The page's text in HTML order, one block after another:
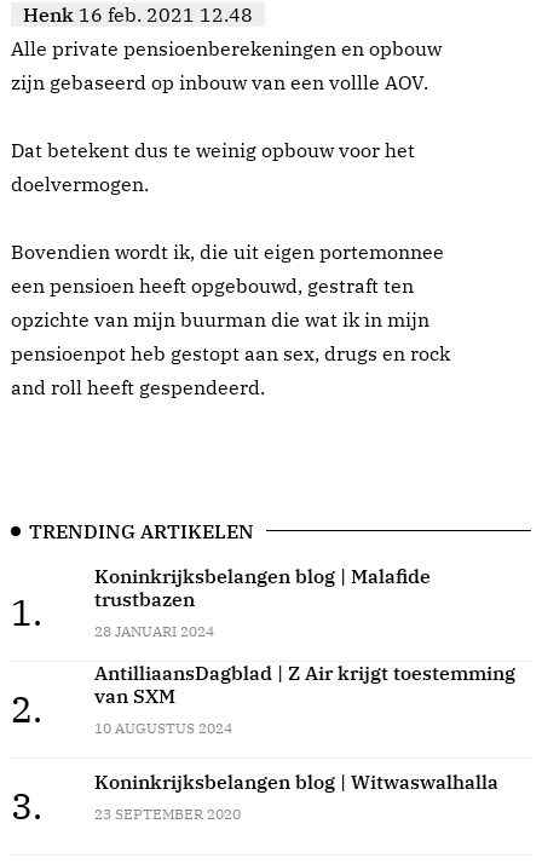
Henk 16 feb. 2021 12.48
Alle private pensioenberekeningen en opbouw
zijn gebaseerd op inbouw van een vollle AOV.
Dat betekent dus te weinig opbouw voor het
doelvermogen.
Bovendien wordt ik, die uit eigen portemonnee
een pensioen heeft opgebouwd, gestraft ten
opzichte van mijn buurman die wat ik in mijn
pensioenpot heb gestopt aan sex, drugs en rock
and roll heeft gespendeerd.
TRENDING ARTIKELEN
1.
Koninkrijksbelangen blog | Malafide
trustbazen
28 JANUARI 2024
2.
AntilliaansDagblad | Z Air krijgt toestemming
van SXM
10 AUGUSTUS 2024
3.
Koninkrijksbelangen blog | Witwaswalhalla
23 SEPTEMBER 2020